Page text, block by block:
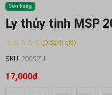
Còn hàng
Ly thủy tinh MSP
(0 đánh giá)
SKU: 2009ZJ
17,000đ